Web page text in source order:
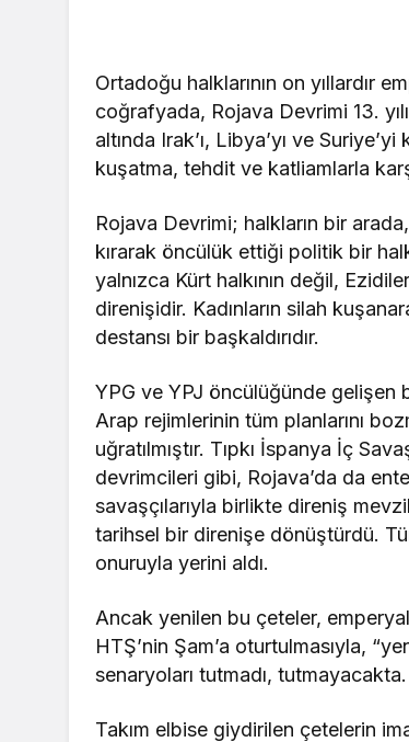
Ortadoğu halklarının on yıllardır
coğrafyada, Rojava Devrimi 13.
altında Irak’ı, Libya’yı ve
kuşatma, tehdit ve katliamlarla
Rojava Devrimi; halkların bir
kırarak öncülük ettiği politik bir
yalnızca Kürt halkının değil,
direnişidir. Kadınların silah
destansı bir başkaldırıdır.
YPG ve YPJ öncülüğünde gelişen
Arap rejimlerinin tüm planlarını
uğratılmıştır. Tıpkı İspanya İç
devrimcileri gibi, Rojava’da da
savaşçılarıyla birlikte direniş
tarihsel bir direnişe dönüştürdü.
onuruyla yerini aldı.
Ancak yenilen bu çeteler,
HTŞ’nin Şam’a oturtulmasıyla,
senaryoları tutmadı, tutmayacakta.
Takım elbise giydirilen çetelerin